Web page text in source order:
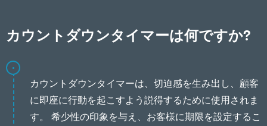
カウントダウンタイマーは何ですか?
カウントダウンタイマーは、切迫感を生み出し、顧客
に即座に行動を起こすよう説得するために使用されま
す。 希少性の印象を与え、お客様に期限を設定するこ